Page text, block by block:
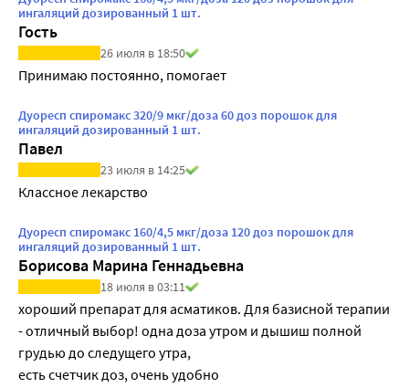
ингаляций дозированный 1 шт.
Гость
26 июля в 18:50
Принимаю постоянно, помогает
Дуоресп спиромакс 320/9 мкг/доза 60 доз порошок для
ингаляций дозированный 1 шт.
Павел
23 июля в 14:25
Классное лекарство
Дуоресп спиромакс 160/4,5 мкг/доза 120 доз порошок для
ингаляций дозированный 1 шт.
Борисова Марина Геннадьевна
18 июля в 03:11
хороший препарат для асматиков. Для базисной терапии
- отличный выбор! одна доза утром и дышиш полной
грудью до следущего утра,
есть счетчик доз, очень удобно